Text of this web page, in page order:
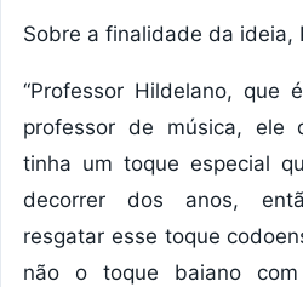
Sobre a finalidade da ideia,
“Professor Hildelano, que
professor de música, ele
tinha um toque especial
decorrer dos anos,
resgatar esse toque
não o toque baiano